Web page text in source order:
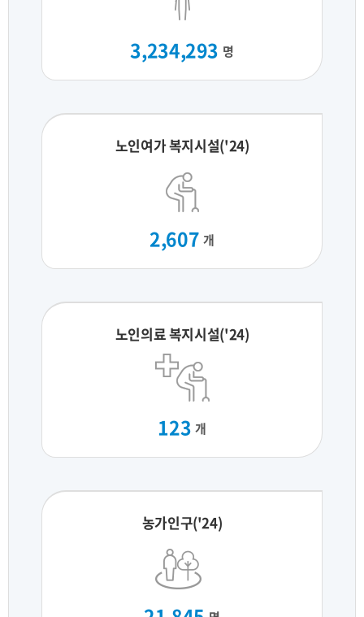
3,234,293 명
노인여가 복지시설('24)
2,607 개
노인의료 복지시설('24)
123 개
농가인구('24)